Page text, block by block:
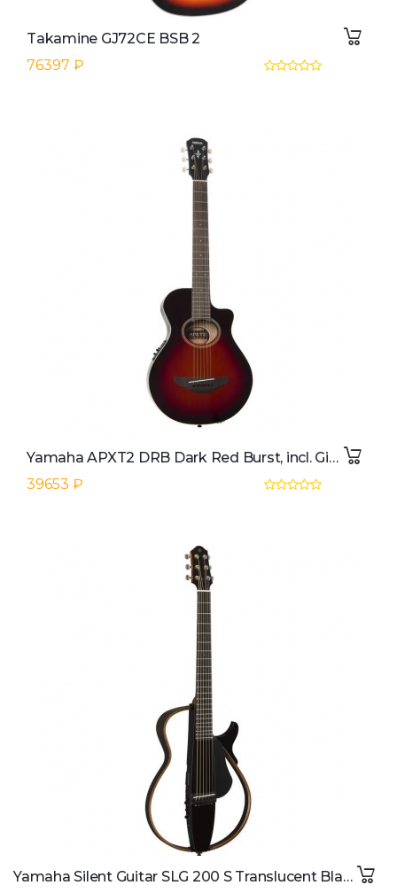
Takamine GJ72CE BSB 2
76397 ₽
Yamaha APXT2 DRB Dark Red Burst, incl. Gigbag
39653 ₽
Yamaha Silent Guitar SLG 200 S Translucent Black Steel Strings